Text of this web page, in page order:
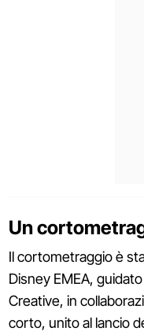
Un
Il cortometraggio è
Disney EMEA,
Creative, in
corto, unito al lancio